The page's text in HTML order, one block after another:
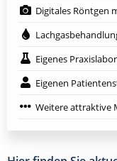
Digitales Röntgen
Eigenes Praxislabor
Eigenen
Weitere attraktive